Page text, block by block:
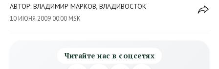
АВТОР: ВЛАДИМИР МАРКОВ, ВЛАДИВОСТОК
10 ИЮНЯ 2009 00:00 MSK
Читайте нас в соцсетях